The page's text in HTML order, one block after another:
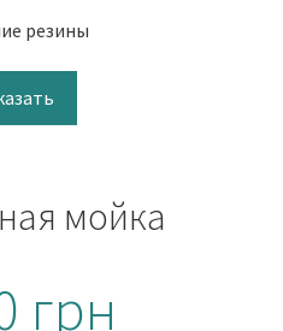
резины
мойка
грн